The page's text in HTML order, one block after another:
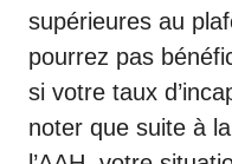
supérieures au
pourrez pas
si votre taux
noter que suite à la